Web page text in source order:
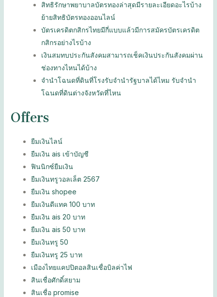
สิทธิรักษาพยาบาลบัตรทองล่าสุดมีรายละเอียดอะไรบ้าง
ย้ายสิทธิบัตรทองออนไลน์
บัตรเครดิตกสิกรไทยมีกี่แบบแล้วมีการสมัครบัตรเครดิต
กสิกรอย่างไรบ้าง
เงินสมทบประกันสังคมสามารถเช็คเงินประกันสังคมผ่าน
ช่องทางไหนได้บ้าง
จํานําโฉนดที่ดินที่โรงรับจำนำรัฐบาลได้ไหม รับจํานํา
โฉนดที่ดินต่างจังหวัดที่ไหน
Offers
ยืมเงินไลน์
ยืมเงิน ais เข้าบัญชี
ฟินนิกซ์ยืมเงิน
ยืมเงินทรูวอลเล็ต 2567
ยืมเงิน shopee
ยืมเงินดีแทค 100 บาท
ยืมเงิน ais 20 บาท
ยืมเงิน ais 50 บาท
ยืมเงินทรู 50
ยืมเงินทรู 25 บาท
เมืองไทยแคปปิตอลสินเชื่อบิลค่าไฟ
สินเชื่อศักดิ์สยาม
สินเชื่อ promise